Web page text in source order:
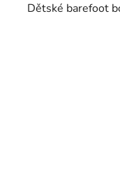
Dětské barefoot